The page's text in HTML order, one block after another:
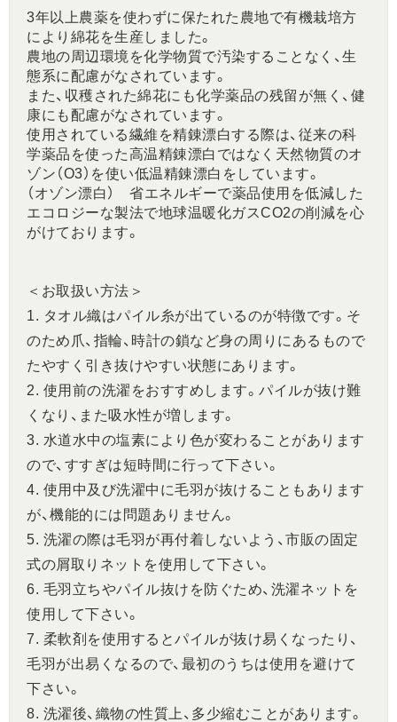
3年以上農薬を使わずに保たれた農地で有機栽培方
により綿花を生産しました。
農地の周辺環境を化学物質で汚染することなく、生
態系に配慮がなされています。
また、収穫された綿花にも化学薬品の残留が無く、健
康にも配慮がなされています。
使用されている繊維を精錬漂白する際は、従来の科
学薬品を使った高温精錬漂白ではなく天然物質のオ
ゾン（O3）を使い低温精錬漂白をしています。
（オゾン漂白） 省エネルギーで薬品使用を低減した
エコロジーな製法で地球温暖化ガスCO2の削減を心
がけております。
＜お取扱い方法＞
1. タオル織はパイル糸が出ているのが特徴です。そ
のため爪、指輪、時計の鎖など身の周りにあるもので
たやすく引き抜けやすい状態にあります。
2. 使用前の洗濯をおすすめします。パイルが抜け難
くなり、また吸水性が増します。
3. 水道水中の塩素により色が変わることがあります
ので、すすぎは短時間に行って下さい。
4. 使用中及び洗濯中に毛羽が抜けることもあります
が、機能的には問題ありません。
5. 洗濯の際は毛羽が再付着しないよう、市販の固定
式の屑取りネットを使用して下さい。
6. 毛羽立ちやパイル抜けを防ぐため、洗濯ネットを
使用して下さい。
7. 柔軟剤を使用するとパイルが抜け易くなったり、
毛羽が出易くなるので、最初のうちは使用を避けて
下さい。
8. 洗濯後、織物の性質上、多少縮むことがあります。